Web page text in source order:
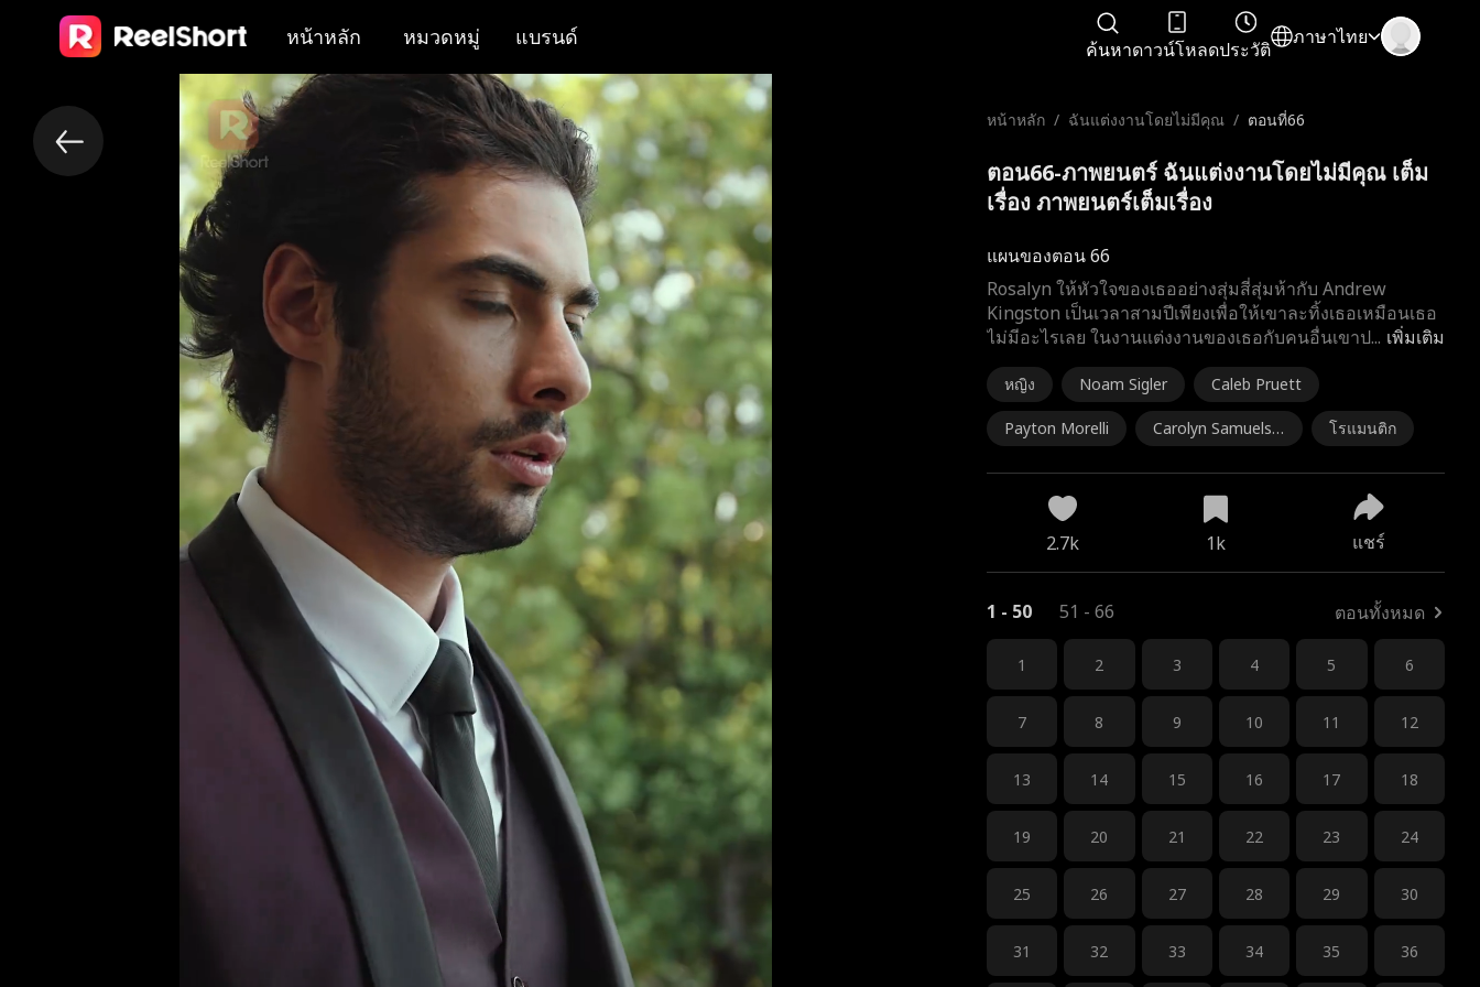
หน้าหลัก หมวดหมู่ แบรนด์
ค้นหาดาวน์โหลดประวัติ
ภาษาไทย
หน้าหลัก / ฉันแต่งงานโดยไม่มีคุณ / ตอนที่66
ตอน66-ภาพยนตร์ ฉันแต่งงานโดยไม่มีคุณ เต็ม
เรื่อง ภาพยนตร์เต็มเรื่อง
แผนของตอน 66
เพิ่มเติม
Rosalyn ให้หัวใจของเธออย่างสุ่มสี่สุ่มห้ากับ Andrew
Kingston เป็นเวลาสามปีเพียงเพื่อให้เขาละทิ้งเธอเหมือนเธอ
ไม่มีอะไรเลย ในงานแต่งงานของเธอกับคนอื่นเขาป...
หญิง Noam Sigler Caleb Pruett
Payton Morelli
Carolyn Samuelso
โรแมนติก
2.7k 1k แชร์
1 - 50 51 - 66 ตอนทั้งหมด
1 2 3 4 5 6
7 8 9 10 11 12
13 14 15 16 17 18
19 20 21 22 23 24
25 26 27 28 29 30
31 32 33 34 35 36